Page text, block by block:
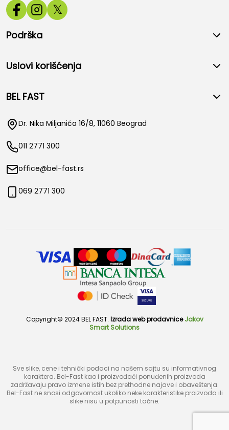
𝕏
Podrška
Uslovi korišćenja
BEL FAST
Dr. Nika Miljanića 16/8, 11060 Beograd
011 2771 300
office@bel-fast.rs
069 2771 300
Copyright© 2024 BEL FAST. Izrada web prodavnice Jakov
Smart Solutions
Sve slike, cene i tehnički podaci na našem sajtu su informativnog
karaktera. Bel-Fast kao i proizvođači ponuđenih proizvoda
zadržavaju pravo izmene istih bez prethodne najave i obaveštenja.
Bel-Fast ne snosi odgovornost ukoliko neke karakteristike proizvoda ili
slike nisu u potpunosti tačne.